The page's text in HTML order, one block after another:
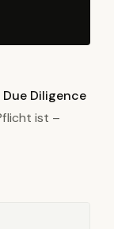
Due Diligence
ist –